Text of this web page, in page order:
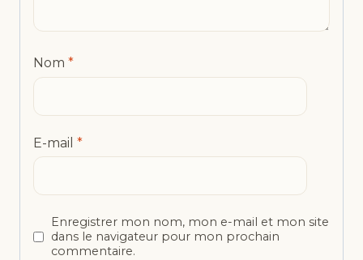
Nom *
E-mail *
Enregistrer mon nom, mon e-mail et mon site
dans le navigateur pour mon prochain
commentaire.